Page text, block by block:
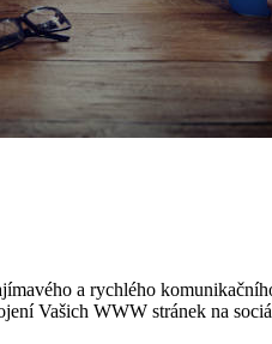
a rychlého
Vašich WWW stránek na